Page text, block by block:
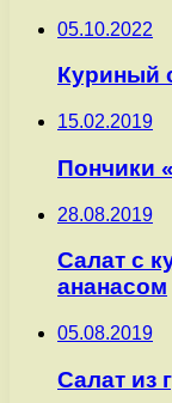
05.10.2022
Куриный
15.02.2019
Пончики
28.08.2019
Салат с
ананасом
05.08.2019
Салат из